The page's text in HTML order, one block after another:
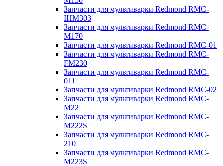
Запчасти для мультиварки Redmond RMC-
IHM303
Запчасти для мультиварки Redmond RMC-
M170
Запчасти для мультиварки Redmond RMC-01
Запчасти для мультиварки Redmond RMC-
FM230
Запчасти для мультиварки Redmond RMC-
011
Запчасти для мультиварки Redmond RMC-02
Запчасти для мультиварки Redmond RMC-
M22
Запчасти для мультиварки Redmond RMC-
M222S
Запчасти для мультиварки Redmond RMC-
210
Запчасти для мультиварки Redmond RMC-
M223S